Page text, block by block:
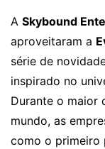
A Skybound
aproveitaram a
série de
inspirado no
Durante o maior
mundo, as
como o primeiro